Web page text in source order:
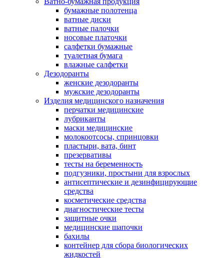
бумажные полотенца
ватные диски
ватные палочки
носовые платочки
салфетки бумажные
туалетная бумага
влажные салфетки
Дезодоранты
женские дезодоранты
мужские дезодоранты
Изделия медицинского назначения
перчатки медицинские
лубриканты
маски медицинские
молокоотсосы, спринцовки
пластыри, вата, бинт
презервативы
тесты на беременность
подгузники, простыни для взрослых
антисептические и дезинфицирующие
средства
косметические средства
диагностические тесты
защитные очки
медицинские шапочки
бахилы
контейнер для сбора биологических
жидкостей